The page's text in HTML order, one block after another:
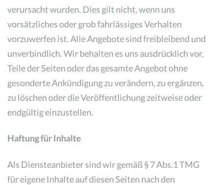
verursacht wurden. Dies gilt nicht, wenn uns
vorsätzliches oder grob fahrlässiges Verhalten
vorzuwerfen ist. Alle Angebote sind freibleibend und
unverbindlich. Wir behalten es uns ausdrücklich vor,
Teile der Seiten oder das gesamte Angebot ohne
gesonderte Ankündigung zu verändern, zu ergänzen,
zu löschen oder die Veröffentlichung zeitweise oder
endgültig einzustellen.
Haftung für Inhalte
Als Diensteanbieter sind wir gemäß § 7 Abs.1 TMG
für eigene Inhalte auf diesen Seiten nach den